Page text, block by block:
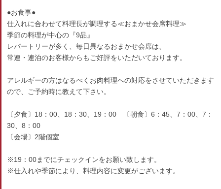
●お食事●
仕入れに合わせて料理長が調理する≪おまかせ会席料理≫
季節の料理が中心の『9品』
レパートリーが多く、毎日異なるおまかせ会席は、
常連・連泊のお客様からもご好評をいただいております。
アレルギーの方はなるべくお肉料理への対応をさせていただきます
ので、ご予約時に教えて下さい。
〔夕食〕18：00、18：30、19：00 〔朝食〕6：45、7：00、7：
30、8：00
〔会場〕2階個室
※19：00までにチェックインをお願い致します。
※仕入れや季節により、料理内容に変更がございます。